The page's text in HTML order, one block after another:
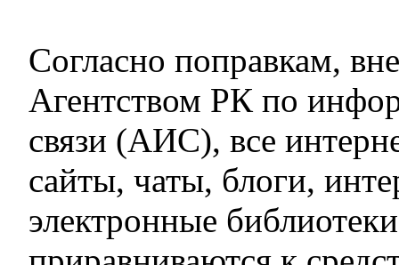
Согласно поправкам,
Агентством РК по
связи (АИС), все
сайты, чаты, блоги,
электронные